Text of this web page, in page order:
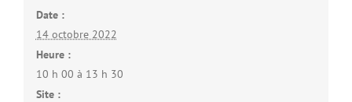
Date :
14 octobre 2022
Heure :
10 h 00 à 13 h 30
Site :